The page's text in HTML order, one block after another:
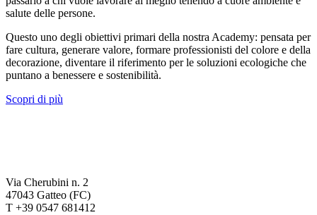
salute delle persone.
Questo uno degli obiettivi primari della nostra Academy: pensata per
fare cultura, generare valore, formare professionisti del colore e della
decorazione, diventare il riferimento per le soluzioni ecologiche che
puntano a benessere e sostenibilità.
Scopri di più
Via Cherubini n. 2
47043 Gatteo (FC)
T +39 0547 681412